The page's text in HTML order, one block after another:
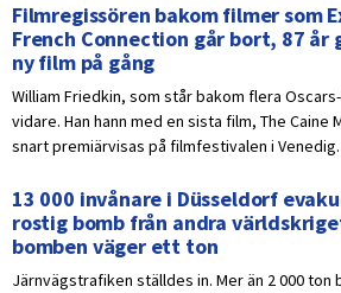
Filmregissören bakom filmer som
French Connection går bort, 87 år
ny film på gång
William Friedkin, som står bakom flera
vidare. Han hann med en sista film, The Caine
snart premiärvisas på filmfestivalen i Venedig.
13 000 invånare i Düsseldorf
rostig bomb från andra
bomben väger ett ton
Järnvägstrafiken ställdes in. Mer än 2 000 ton